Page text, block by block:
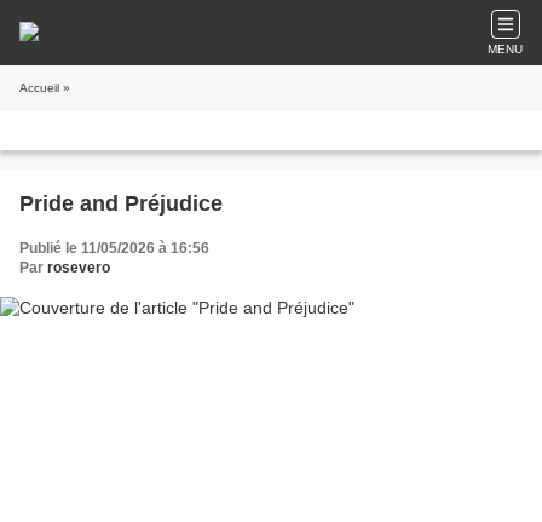
MENU
Accueil »
Pride and Préjudice
Publié le 11/05/2026 à 16:56
Par rosevero